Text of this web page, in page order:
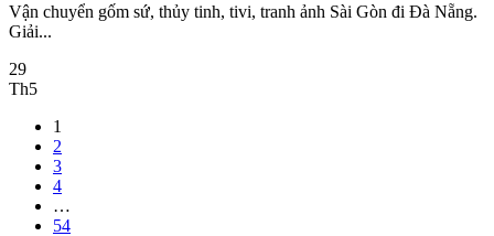
Vận chuyển gốm sứ, thủy tinh, tivi, tranh ảnh Sài Gòn đi Đà Nẵng.
Giải...
29
Th5
1
2
3
4
…
54